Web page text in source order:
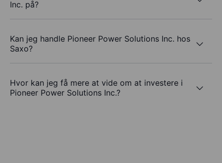
Inc. på?
Kan jeg handle Pioneer Power Solutions Inc. hos
Saxo?
Hvor kan jeg få mere at vide om at investere i
Pioneer Power Solutions Inc.?